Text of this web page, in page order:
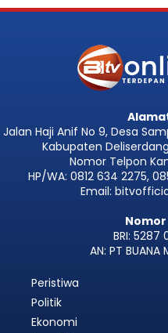
Jalan Haji Anif No 9, Desa
Kabupaten
Nomor Telpon
HP/WA: 0812 634 2275,
Email:
BRI: 5287
AN: PT BUANA
Peristiwa
Politik
Ekonomi